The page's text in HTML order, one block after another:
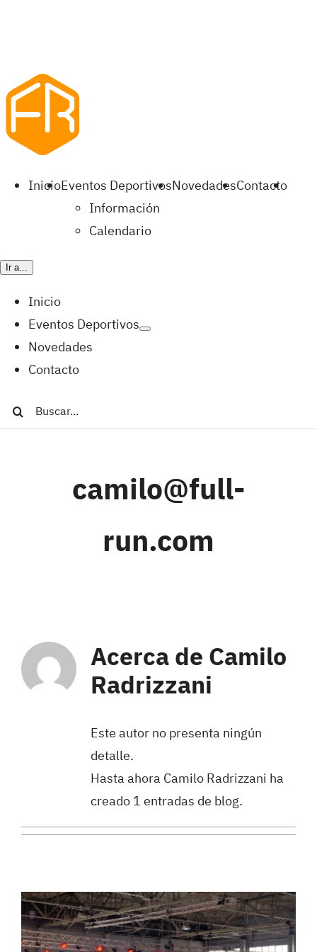
InicioEventos Deportivos
Información
Calendario
NovedadesContacto
Ir a...
Inicio
Eventos Deportivos
Novedades
Contacto
Buscar:
camilo@full-
run.com
Acerca de Camilo
Radrizzani
Este autor no presenta ningún
detalle.
Hasta ahora Camilo Radrizzani ha
creado 1 entradas de blog.